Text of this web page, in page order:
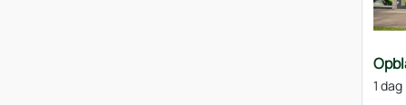
1 dag